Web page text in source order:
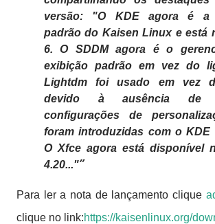
versão: "O KDE agora é a
padrão do Kaisen Linux e está
6. O SDDM agora é o
exibição padrão em vez do
Lightdm foi usado em vez
devido à ausência de
configurações de
foram introduzidas com o KDE
O Xfce agora está disponível
4.20..."
Para ler a nota de lançamento clique
clique no link:https://kaisenlinux.org/